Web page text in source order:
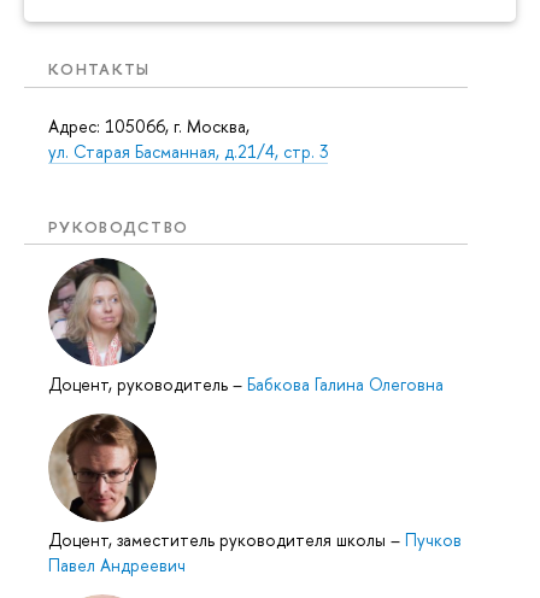
КОНТАКТЫ
Адрес: 105066, г. Москва,
ул. Старая Басманная, д.21/4, стр. 3
РУКОВОДСТВО
Доцент, руководитель – Бабкова Галина Олеговна
Доцент, заместитель руководителя школы – Пучков
Павел Андреевич